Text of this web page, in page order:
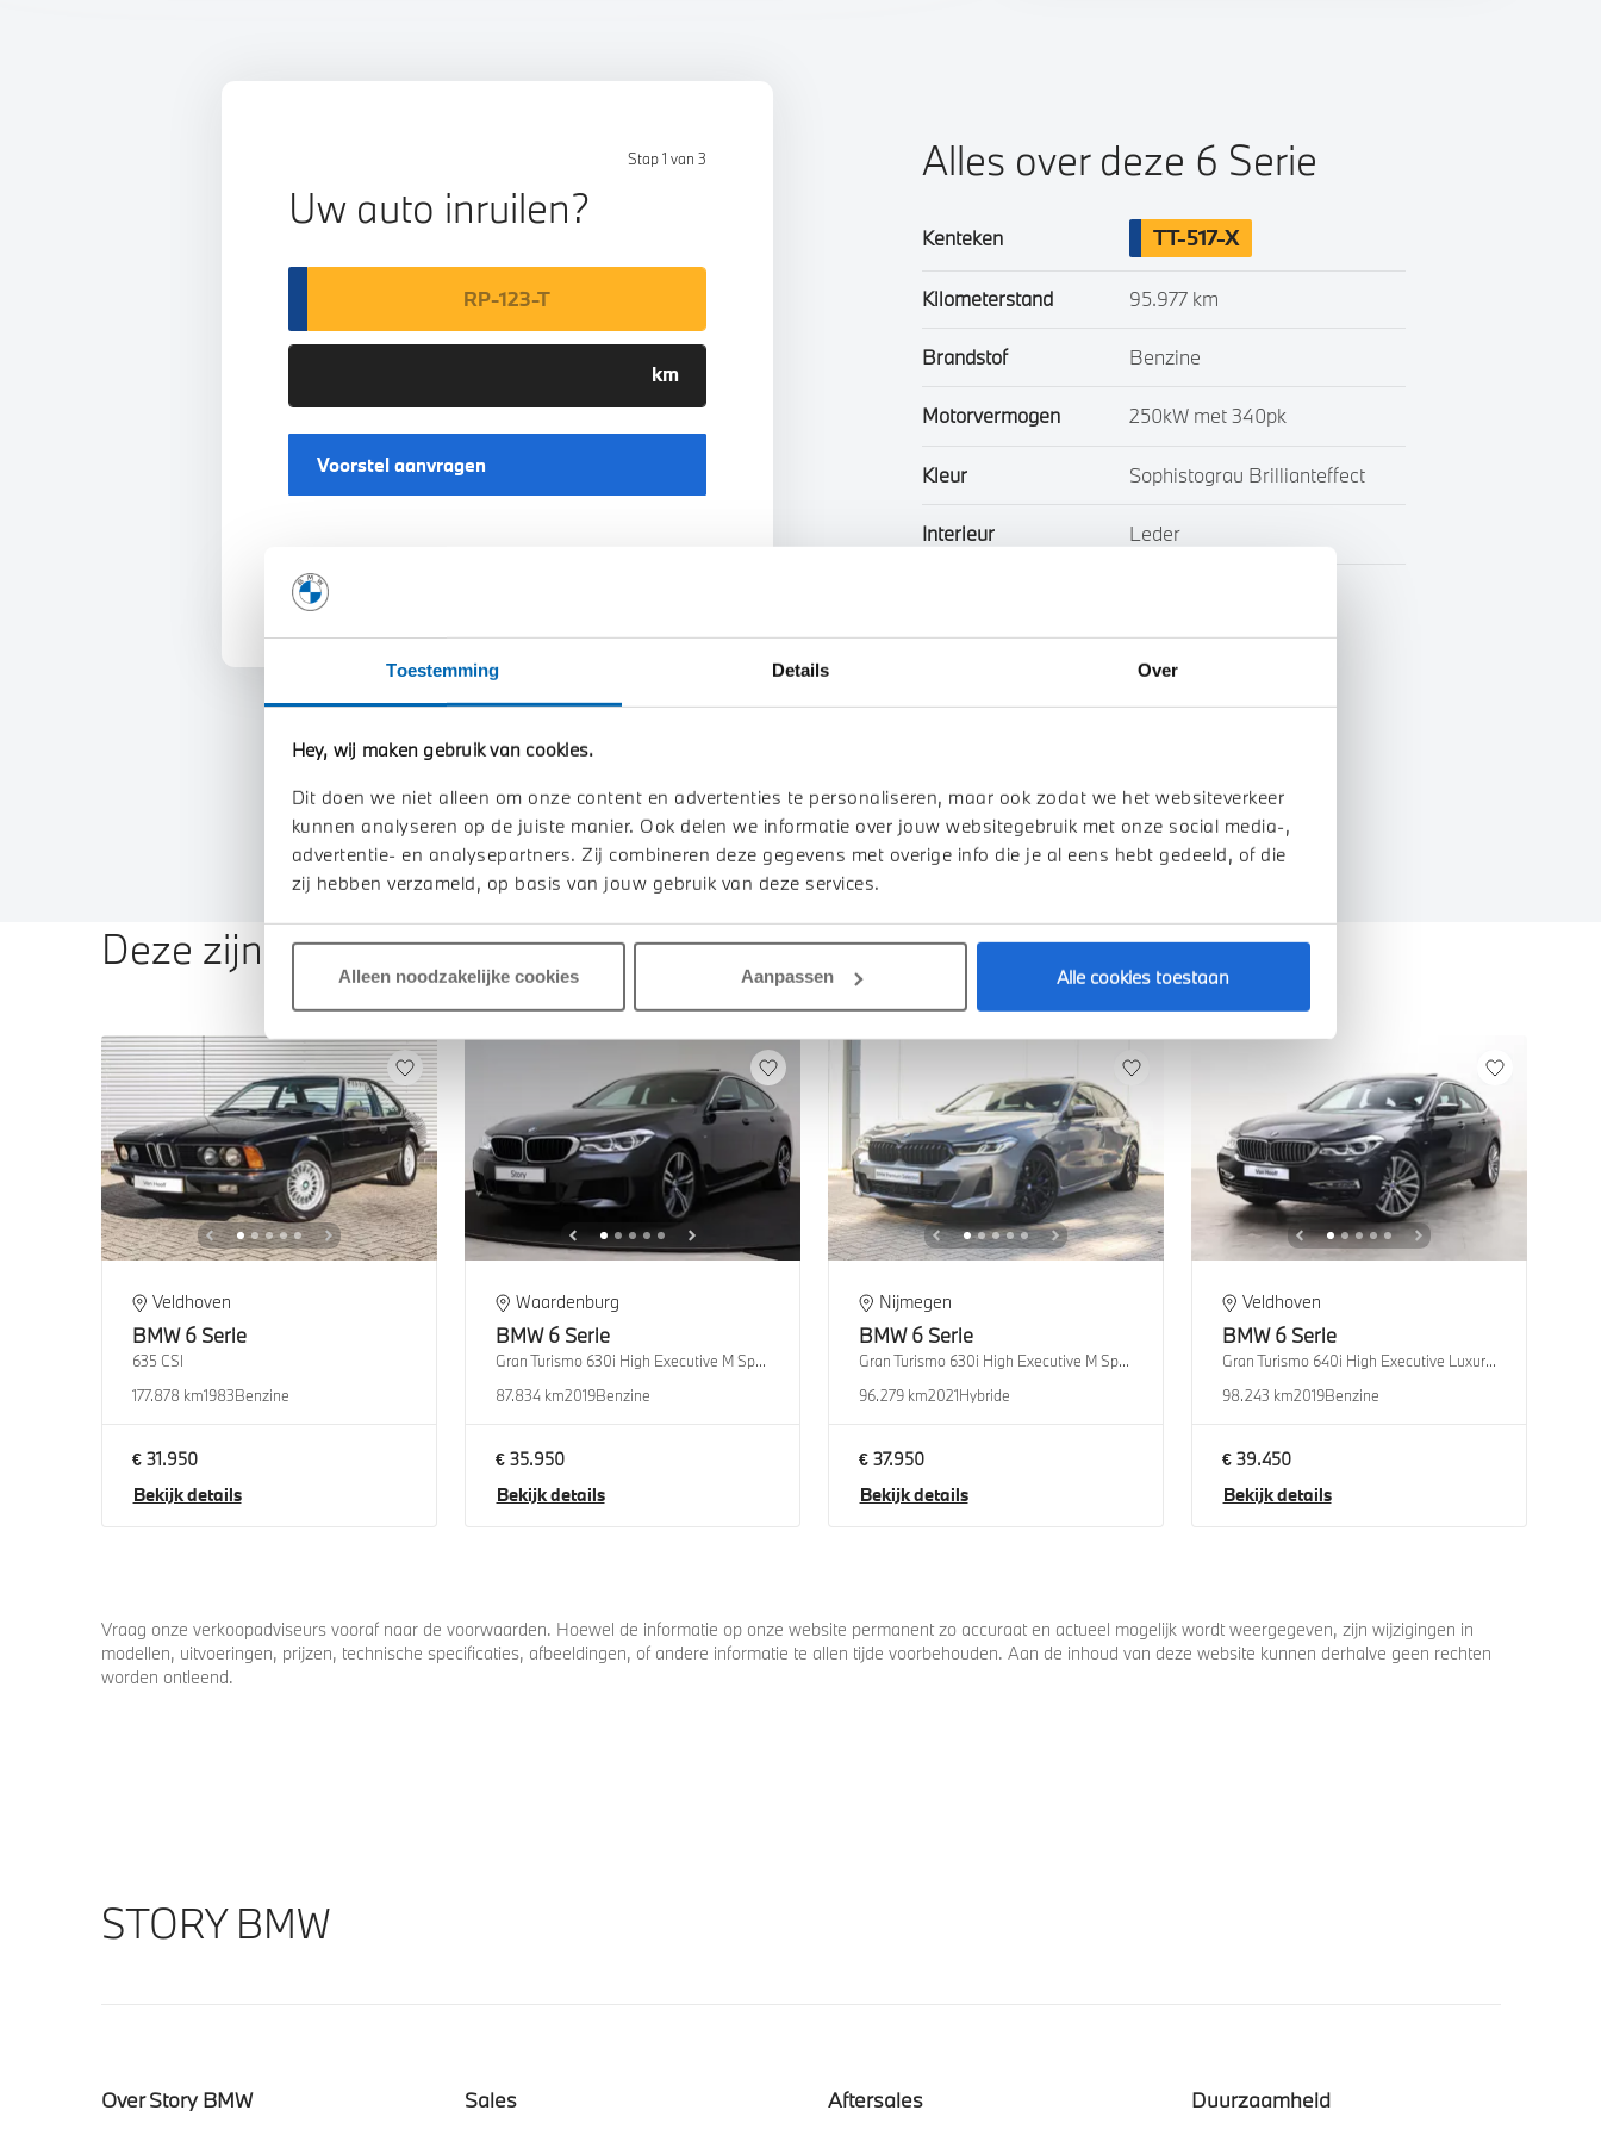
Toestemming Details Over
Hey, wij maken gebruik van cookies.
Dit doen we niet alleen om onze content en advertenties te personaliseren, maar ook zodat we het websiteverkeer
kunnen analyseren op de juiste manier. Ook delen we informatie over jouw websitegebruik met onze social media-,
advertentie- en analysepartners. Zij combineren deze gegevens met overige info die je al eens hebt gedeeld, of die
zij hebben verzameld, op basis van jouw gebruik van deze services.
Alleen noodzakelijke cookies Aanpassen Alle cookies toestaan
Stap 1 van 3
Uw auto inruilen?
Voorstel aanvragen
We verrekenen de waarde van uw auto
Alles over deze 6 Serie
Kenteken TT-517-X
Kilometerstand 95.977 km
Brandstof Benzine
Motorvermogen 250kW met 340pk
Kleur Sophistograu Brillianteffect
Interieur Leder
Deze zijn vergelijkbaar
Veldhoven
BMW 6 Serie
635 CSI
177.878 km1983Benzine
€ 31.950
Bekijk details
Waardenburg
BMW 6 Serie
Gran Turismo 630i High Executive M Sport Automaat
87.834 km2019Benzine
€ 35.950
Bekijk details
Nijmegen
BMW 6 Serie
Gran Turismo 630i High Executive M Sport Automaat
96.279 km2021Hybride
€ 37.950
Bekijk details
Veldhoven
BMW 6 Serie
Gran Turismo 640i High Executive Luxury Line Automaat
98.243 km2019Benzine
€ 39.450
Bekijk details
Vraag onze verkoopadviseurs vooraf naar de voorwaarden. Hoewel de informatie op onze website permanent zo accuraat en actueel mogelijk wordt weergegeven, zijn wijzigingen in
modellen, uitvoeringen, prijzen, technische specificaties, afbeeldingen, of andere informatie te allen tijde voorbehouden. Aan de inhoud van deze website kunnen derhalve geen rechten
worden ontleend.
STORY BMW
Over Story BMW Sales Aftersales Duurzaamheid